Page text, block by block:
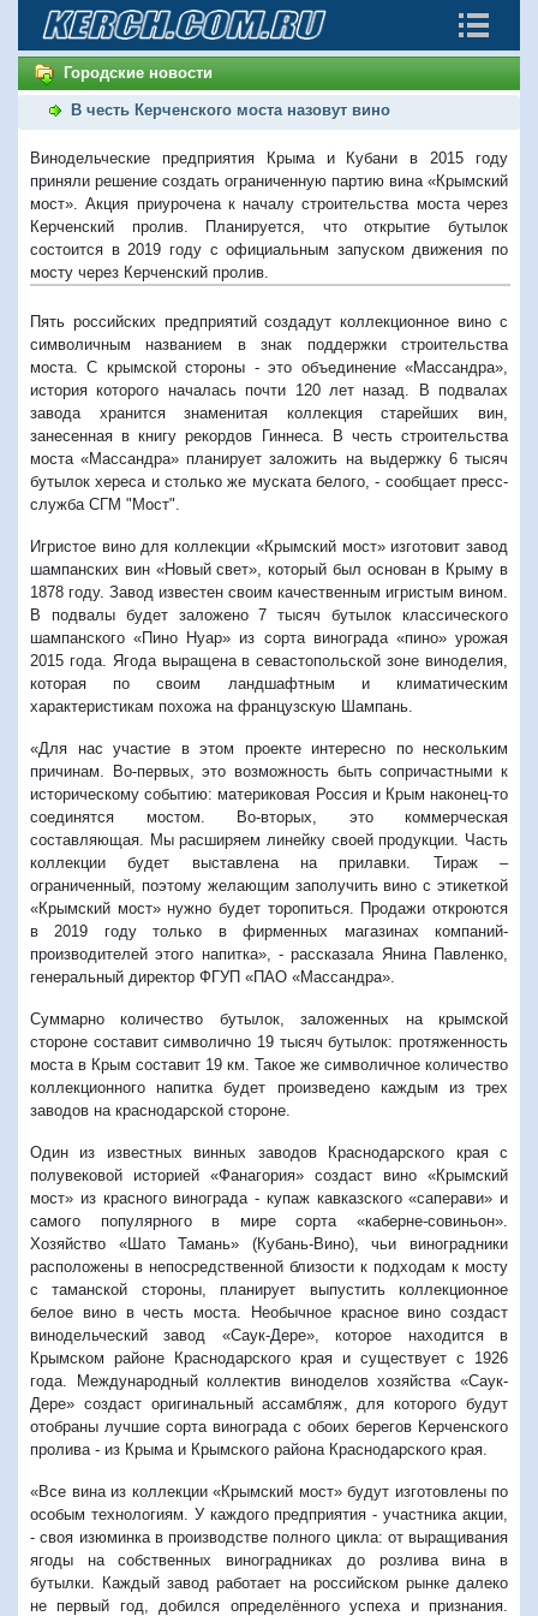
Городские новости
В честь Керченского моста назовут вино
Винодельческие предприятия Крыма и Кубани в 2015 году
приняли решение создать ограниченную партию вина «Крымский
мост». Акция приурочена к началу строительства моста через
Керченский пролив. Планируется, что открытие бутылок
состоится в 2019 году с официальным запуском движения по
мосту через Керченский пролив.
Пять российских предприятий создадут коллекционное вино с
символичным названием в знак поддержки строительства
моста. С крымской стороны - это объединение «Массандра»,
история которого началась почти 120 лет назад. В подвалах
завода хранится знаменитая коллекция старейших вин,
занесенная в книгу рекордов Гиннеса. В честь строительства
моста «Массандра» планирует заложить на выдержку 6 тысяч
бутылок хереса и столько же муската белого, - сообщает пресс-
служба СГМ "Мост".
Игристое вино для коллекции «Крымский мост» изготовит завод
шампанских вин «Новый свет», который был основан в Крыму в
1878 году. Завод известен своим качественным игристым вином.
В подвалы будет заложено 7 тысяч бутылок классического
шампанского «Пино Нуар» из сорта винограда «пино» урожая
2015 года. Ягода выращена в севастопольской зоне виноделия,
которая по своим ландшафтным и климатическим
характеристикам похожа на французскую Шампань.
«Для нас участие в этом проекте интересно по нескольким
причинам. Во-первых, это возможность быть сопричастными к
историческому событию: материковая Россия и Крым наконец-то
соединятся мостом. Во-вторых, это коммерческая
составляющая. Мы расширяем линейку своей продукции. Часть
коллекции будет выставлена на прилавки. Тираж –
ограниченный, поэтому желающим заполучить вино с этикеткой
«Крымский мост» нужно будет торопиться. Продажи откроются
в 2019 году только в фирменных магазинах компаний-
производителей этого напитка», - рассказала Янина Павленко,
генеральный директор ФГУП «ПАО «Массандра».
Суммарно количество бутылок, заложенных на крымской
стороне составит символично 19 тысяч бутылок: протяженность
моста в Крым составит 19 км. Такое же символичное количество
коллекционного напитка будет произведено каждым из трех
заводов на краснодарской стороне.
Один из известных винных заводов Краснодарского края с
полувековой историей «Фанагория» создаст вино «Крымский
мост» из красного винограда - купаж кавказского «саперави» и
самого популярного в мире сорта «каберне-совиньон».
Хозяйство «Шато Тамань» (Кубань-Вино), чьи виноградники
расположены в непосредственной близости к подходам к мосту
с таманской стороны, планирует выпустить коллекционное
белое вино в честь моста. Необычное красное вино создаст
винодельческий завод «Саук-Дере», которое находится в
Крымском районе Краснодарского края и существует с 1926
года. Международный коллектив виноделов хозяйства «Саук-
Дере» создаст оригинальный ассамбляж, для которого будут
отобраны лучшие сорта винограда с обоих берегов Керченского
пролива - из Крыма и Крымского района Краснодарского края.
«Все вина из коллекции «Крымский мост» будут изготовлены по
особым технологиям. У каждого предприятия - участника акции,
- своя изюминка в производстве полного цикла: от выращивания
ягоды на собственных виноградниках до розлива вина в
бутылки. Каждый завод работает на российском рынке далеко
не первый год, добился определённого успеха и признания.